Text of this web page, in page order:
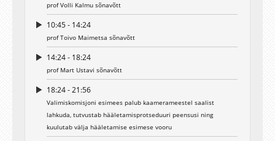
prof Volli Kalmu sõnavõtt
10:45 - 14:24
prof Toivo Maimetsa sõnavõtt
14:24 - 18:24
prof Mart Ustavi sõnavõtt
18:24 - 21:56
Valimiskomisjoni esimees palub kaamerameestel saalist
lahkuda, tutvustab hääletamisprotseduuri peensusi ning
kuulutab välja hääletamise esimese vooru